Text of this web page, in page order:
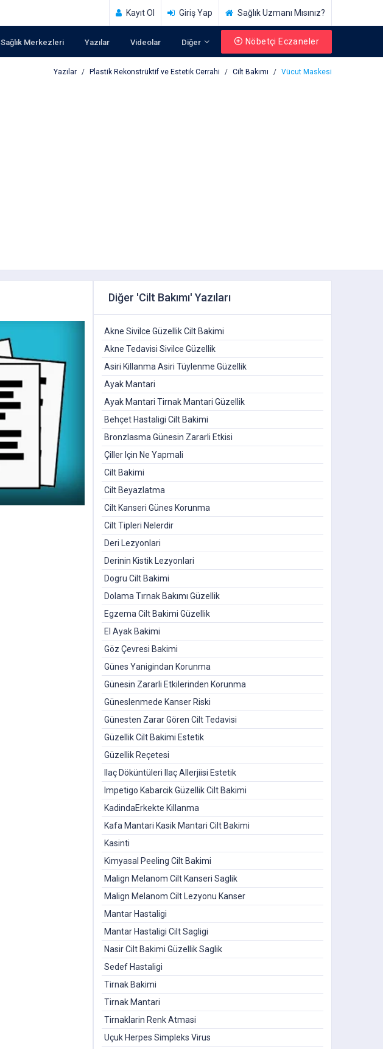
Kayıt Ol Giriş Yap Sağlık Uzmanı Mısınız?
Sağlık Merkezleri Yazılar Videolar Diğer Nöbetçi Eczaneler
Yazılar Plastik Rekonstrüktif ve Estetik Cerrahi Cilt Bakımı Vücut Maskesi
Diğer 'Cilt Bakımı' Yazıları
Akne Sivilce Güzellik Cilt Bakimi
Akne Tedavisi Sivilce Güzellik
Asiri Killanma Asiri Tüylenme Güzellik
Ayak Mantari
Ayak Mantari Tirnak Mantari Güzellik
Behçet Hastaligi Cilt Bakimi
Bronzlasma Günesin Zararli Etkisi
Çiller Için Ne Yapmali
Cilt Bakimi
Cilt Beyazlatma
Cilt Kanseri Günes Korunma
Cilt Tipleri Nelerdir
Deri Lezyonlari
Derinin Kistik Lezyonlari
Dogru Cilt Bakimi
Dolama Tırnak Bakımı Güzellik
Egzema Cilt Bakimi Güzellik
El Ayak Bakimi
Göz Çevresi Bakimi
Günes Yanigindan Korunma
Günesin Zararli Etkilerinden Korunma
Güneslenmede Kanser Riski
Günesten Zarar Gören Cilt Tedavisi
Güzellik Cilt Bakimi Estetik
Güzellik Reçetesi
Ilaç Döküntüleri Ilaç Allerjiisi Estetik
Impetigo Kabarcik Güzellik Cilt Bakimi
KadindaErkekte Killanma
Kafa Mantari Kasik Mantari Cilt Bakimi
Kasinti
Kimyasal Peeling Cilt Bakimi
Malign Melanom Cilt Kanseri Saglik
Malign Melanom Cilt Lezyonu Kanser
Mantar Hastaligi
Mantar Hastaligi Cilt Sagligi
Nasir Cilt Bakimi Güzellik Saglik
Sedef Hastaligi
Tirnak Bakimi
Tirnak Mantari
Tirnaklarin Renk Atmasi
Uçuk Herpes Simpleks Virus